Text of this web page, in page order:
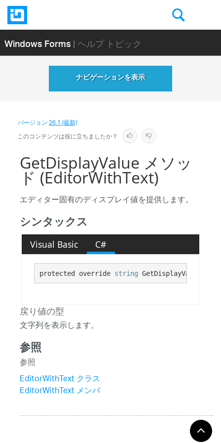
Windows Forms| ヘルプ トピック
ナビゲーションを表示
バージョン26.1 (最新)
このコンテンツは役に立ちましたか？
GetDisplayValue メソッ
ド (EditorWithText)
エディター固有のディスプレイ値を提供します。
シンタックス
Visual Basic C#
protected override string GetDisplayValue()
戻り値の型
文字列を表示します。
参照
参照
EditorWithText クラス
EditorWithText メンバ